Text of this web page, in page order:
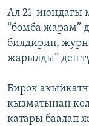
Ал 21-июндагы
“бомба жарам”
билдирип,
жарылды” деп
Бирок
кызматынан
катары баалап